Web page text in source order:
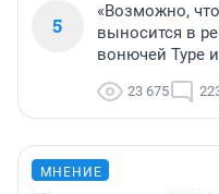
5
«Возможно,
выносится в
вонючей Туре
23 675
МНЕНИЕ